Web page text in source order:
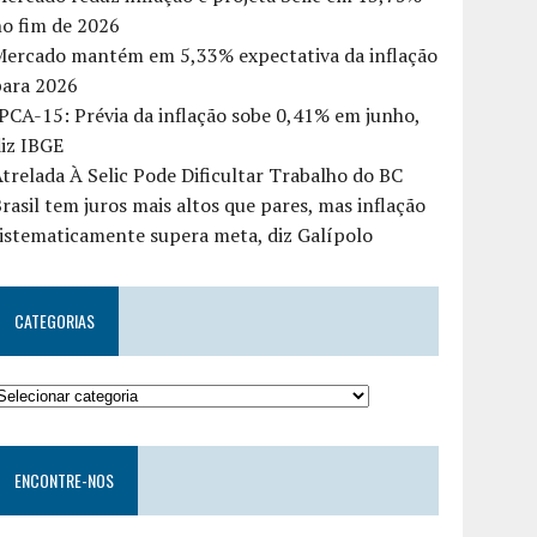
fim de 2026
mantém em 5,33% expectativa da inflação
2026
15: Prévia da inflação sobe 0,41% em junho,
IBGE
À Selic Pode Dificultar Trabalho do BC
tem juros mais altos que pares, mas inflação
supera meta, diz Galípolo
CATEGORIAS
ENCONTRE-NOS